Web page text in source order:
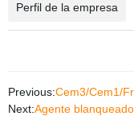
Perfil de la empresa
Previous:Cem3/Cem1/
Next:Agente